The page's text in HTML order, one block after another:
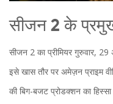
सीजन 2 के
सीजन 2 का प्रीमियर गुरुवार,
इसे खास तौर पर अमेज़न प्राइम
की बिग-बजट प्रोडक्शन का